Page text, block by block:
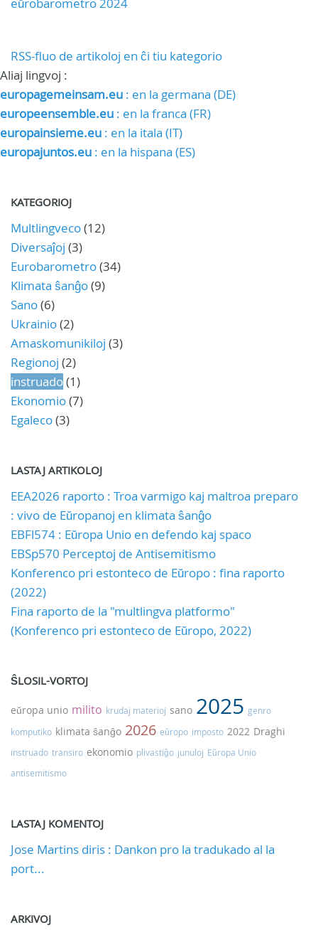
eŭrobarometro 2024
RSS-fluo de artikoloj en ĉi tiu kategorio
Aliaj lingvoj :
europagemeinsam.eu : en la germana (DE)
europeensemble.eu : en la franca (FR)
europainsieme.eu : en la itala (IT)
europajuntos.eu : en la hispana (ES)
KATEGORIOJ
Multlingveco(12)
Diversaĵoj (3)
Eurobarometro(34)
Klimata ŝanĝo(9)
Sano(6)
Ukrainio(2)
Amaskomunikiloj (3)
Regionoj (2)
instruado(1)
Ekonomio(7)
Egaleco(3)
LASTAJ ARTIKOLOJ
EEA2026 raporto : Troa varmigo kaj maltroa preparo
: vivo de Eŭropanoj en klimata ŝanĝo
EBFl574 : Eŭropa Unio en defendo kaj spaco
EBSp570 Perceptoj de Antisemitismo
Konferenco pri estonteco de Eŭropo : fina raporto
(2022)
Fina raporto de la "multlingva platformo"
(Konferenco pri estonteco de Eŭropo, 2022)
ŜLOSIL-VORTOJ
eŭropa unio milito krudaj materioj sano 2025 genro
komputiko klimata ŝanĝo 2026 eŭropo imposto 2022 Draghi
instruado transiro ekonomio plivastiĝo junuloj Eŭropa Unio
antisemitismo
LASTAJ KOMENTOJ
Jose Martins diris : Dankon pro la tradukado al la
port...
ARKIVOJ